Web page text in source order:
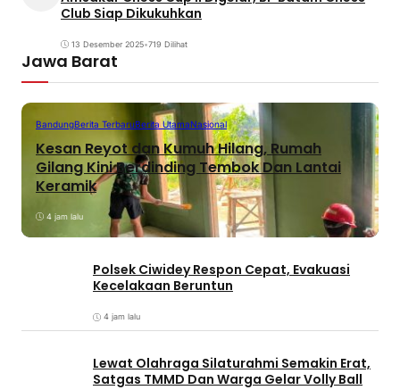
Club Siap Dikukuhkan
13 Desember 2025•719 Dilihat
Jawa Barat
BandungBerita TerbaruBerita UtamaNasional
Kesan Reyot dan Kumuh Hilang, Rumah
Gilang Kini Berdinding Tembok Dan Lantai
Keramik
4 jam lalu
Polsek Ciwidey Respon Cepat, Evakuasi
Kecelakaan Beruntun
4 jam lalu
Lewat Olahraga Silaturahmi Semakin Erat,
Satgas TMMD Dan Warga Gelar Volly Ball